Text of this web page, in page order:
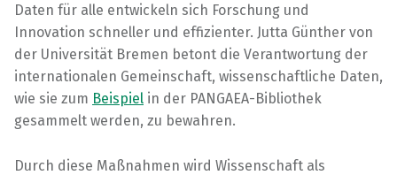
Daten für alle entwickeln sich Forschung und
Innovation schneller und effizienter. Jutta Günther von
der Universität Bremen betont die Verantwortung der
internationalen Gemeinschaft, wissenschaftliche Daten,
wie sie zum Beispiel in der PANGAEA-Bibliothek
gesammelt werden, zu bewahren.
Durch diese Maßnahmen wird Wissenschaft als